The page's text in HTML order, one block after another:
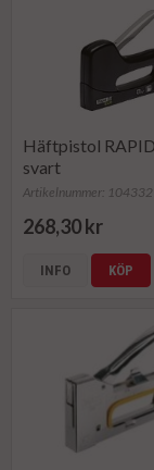
Häftpistol
svart
Artikelnummer: 104332
268,30 kr
INFO KÖP